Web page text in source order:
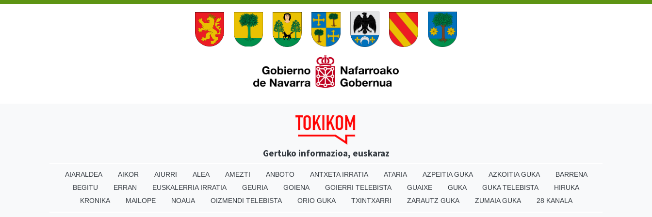
Gertuko informazioa, euskaraz
AIARALDEA AIKOR AIURRI ALEA AMEZTI ANBOTO ANTXETA IRRATIA ATARIA AZPEITIA GUKA AZKOITIA GUKA
BARRENA
BEGITU
ERRAN EUSKALERRIA IRRATIA GEURIA GOIENA GOIERRI TELEBISTA GUAIXE GUKA GUKA TELEBISTA
HIRUKA
KRONIKA
MAILOPE NOAUA OIZMENDI TELEBISTA ORIO GUKA TXINTXARRI ZARAUTZ GUKA ZUMAIA GUKA 28 KANALA